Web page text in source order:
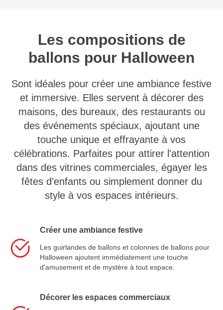
Les compositions de
ballons pour Halloween
Sont idéales pour créer une ambiance festive
et immersive. Elles servent à décorer des
maisons, des bureaux, des restaurants ou
des événements spéciaux, ajoutant une
touche unique et effrayante à vos
célébrations. Parfaites pour attirer l'attention
dans des vitrines commerciales, égayer les
fêtes d'enfants ou simplement donner du
style à vos espaces intérieurs.
Créer une ambiance festive
Les guirlandes de ballons et colonnes de ballons pour
Halloween ajoutent immédiatement une touche
d'amusement et de mystère à tout espace.
Décorer les espaces commerciaux